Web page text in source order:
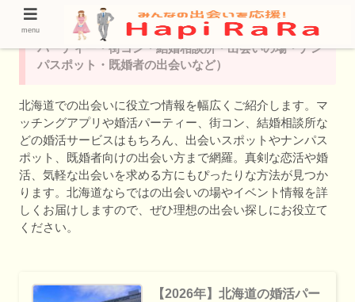
北海道の出会いの情報（マッチングアプリ・婚活
パーティー・街コン・結婚相談所・出会いの場・ナン
パスポット・既婚者の出会いなど）
北海道での出会いに役立つ情報を幅広くご紹介します。マ
ッチングアプリや婚活パーティー、街コン、結婚相談所な
どの婚活サービスはもちろん、出会いスポットやナンパス
ポット、既婚者向けの出会い方まで網羅。真剣な恋活や婚
活、気軽な出会いを求める方にもぴったりな方法が見つか
ります。北海道ならではの出会いの場やイベント情報を詳
しくお届けしますので、ぜひ理想の出会い探しにお役立て
ください。
【2026年】北海道の婚活パー
menu